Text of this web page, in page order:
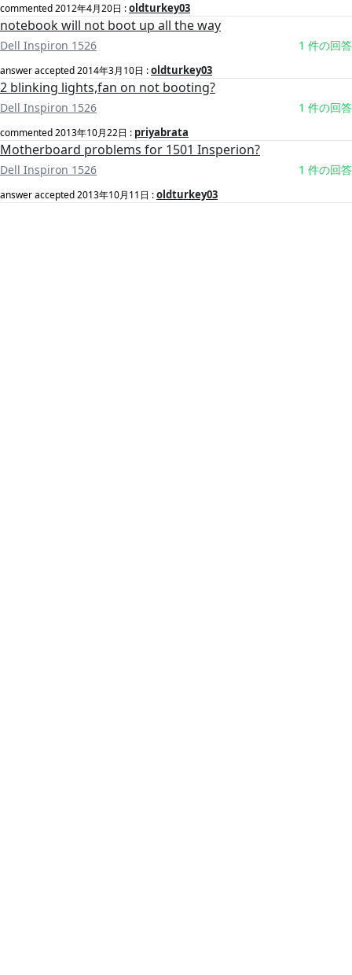
commented2012年4月20日 :oldturkey03
notebook will not boot up all the way
Dell Inspiron 1526 1 件の回答
answer accepted2014年3月10日 :oldturkey03
2 blinking lights,fan on not booting?
Dell Inspiron 1526 1 件の回答
commented2013年10月22日 : priyabrata
Motherboard problems for 1501 Insperion?
Dell Inspiron 1526 1 件の回答
answer accepted2013年10月11日 :oldturkey03